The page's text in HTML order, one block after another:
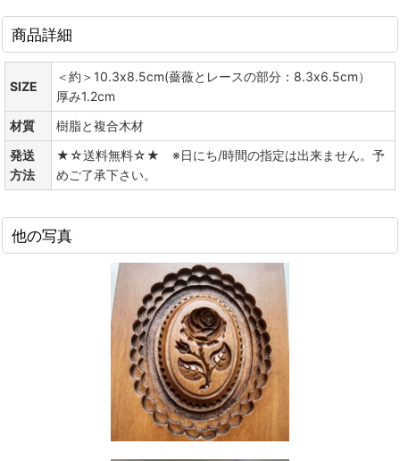
商品詳細
SIZE
＜約＞10.3x8.5cm(薔薇とレースの部分：8.3x6.5cm）
厚み1.2cm
材質
樹脂と複合木材
発送
方法
★☆送料無料☆★ ※日にち/時間の指定は出来ません。予
めご了承下さい。
他の写真